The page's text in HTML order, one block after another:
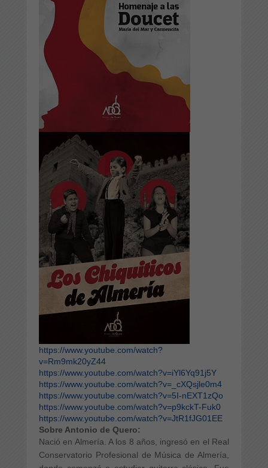
https://www.youtube.com/watch?
v=Rm9mk20yZ44
https://www.youtube.com/watch?v=iYl6Yq91j5Y
https://www.youtube.com/watch?v=_cXQsjle0m4
https://www.youtube.com/watch?v=5I-nEXT1zQo
https://www.youtube.com/watch?v=p9kckT-Fuk0
https://www.youtube.com/watch?v=JtR1fJG01EE
Sobre Antonio de Quero:
Nació en Almería. A los 8 años, ingresó en el Real
Conservatorio Profesional de Música de Almería,